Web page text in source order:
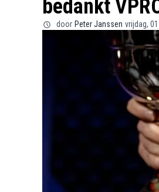
bedankt
door Peter Janssen vrijdag,